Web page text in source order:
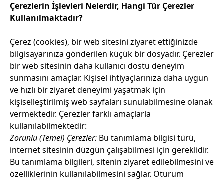
Çerezlerin İşlevleri Nelerdir, Hangi Tür Çerezler
Kullanılmaktadır?
Çerez (cookies), bir web sitesini ziyaret ettiğinizde
bilgisayarınıza gönderilen küçük bir dosyadır. Çerezler
bir web sitesinin daha kullanıcı dostu deneyim
sunmasını amaçlar. Kişisel ihtiyaçlarınıza daha uygun
ve hızlı bir ziyaret deneyimi yaşatmak için
kişiselleştirilmiş web sayfaları sunulabilmesine olanak
vermektedir. Çerezler farklı amaçlarla
kullanılabilmektedir:
Zorunlu (Temel) Çerezler: Bu tanımlama bilgisi türü,
internet sitesinin düzgün çalışabilmesi için gereklidir.
Bu tanımlama bilgileri, sitenin ziyaret edilebilmesini ve
özelliklerinin kullanılabilmesini sağlar. Oturum